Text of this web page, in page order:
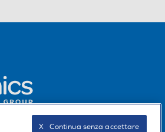
X   Continua senza accettare